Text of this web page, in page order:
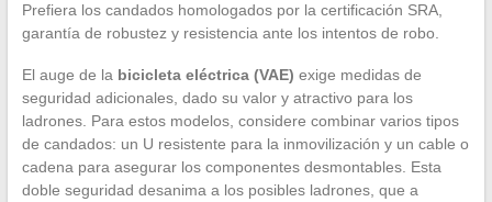
Prefiera los candados homologados por la certificación SRA,
garantía de robustez y resistencia ante los intentos de robo.
El auge de la bicicleta eléctrica (VAE) exige medidas de
seguridad adicionales, dado su valor y atractivo para los
ladrones. Para estos modelos, considere combinar varios tipos
de candados: un U resistente para la inmovilización y un cable o
cadena para asegurar los componentes desmontables. Esta
doble seguridad desanima a los posibles ladrones, que a